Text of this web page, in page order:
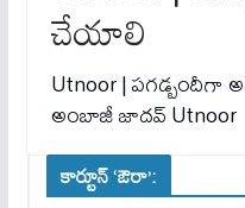
చేయాలి
Utnoor |
అంబాజీ జాదవ్ Utnoor
కార్టూన్ ‘ఔరా’: